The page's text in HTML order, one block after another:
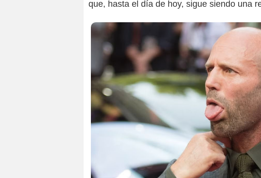
que, hasta el día de hoy, sigue siendo una